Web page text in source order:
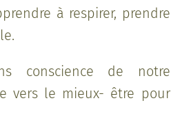
à respirer, prendre
conscience de notre
vers le mieux- être pour